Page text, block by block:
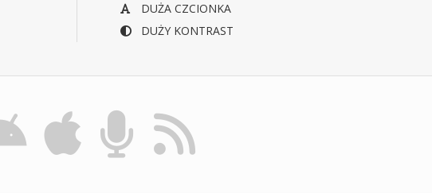
DUŻA CZCIONKA
DUŻY KONTRAST